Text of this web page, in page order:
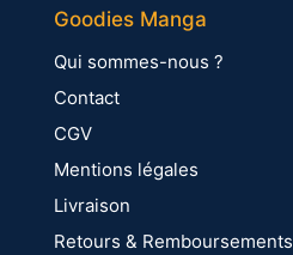
Goodies Manga
Qui sommes-nous ?
Contact
CGV
Mentions légales
Livraison
Retours & Remboursements